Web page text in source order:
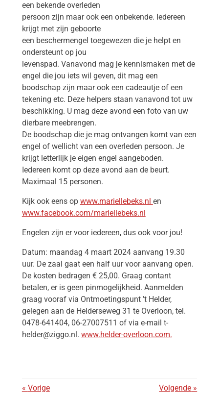
een bekende overleden
persoon zijn maar ook een onbekende. Iedereen
krijgt met zijn geboorte
een beschermengel toegewezen die je helpt en
ondersteunt op jou
levenspad. Vanavond mag je kennismaken met de
engel die jou iets wil geven, dit mag een
boodschap zijn maar ook een cadeautje of een
tekening etc. Deze helpers staan vanavond tot uw
beschikking. U mag deze avond een foto van uw
dierbare meebrengen.
De boodschap die je mag ontvangen komt van een
engel of wellicht van een overleden persoon. Je
krijgt letterlijk je eigen engel aangeboden.
Iedereen komt op deze avond aan de beurt.
Maximaal 15 personen.
Kijk ook eens op www.mariellebeks.nl en
www.facebook.com/mariellebeks.nl
Engelen zijn er voor iedereen, dus ook voor jou!
Datum: maandag 4 maart 2024 aanvang 19.30
uur. De zaal gaat een half uur voor aanvang open.
De kosten bedragen € 25,00. Graag contant
betalen, er is geen pinmogelijkheid. Aanmelden
graag vooraf via Ontmoetingspunt ’t Helder,
gelegen aan de Helderseweg 31 te Overloon, tel.
0478-641404, 06-27007511 of via e-mail t-
helder@ziggo.nl. www.helder-overloon.com.
« Vorige Volgende »